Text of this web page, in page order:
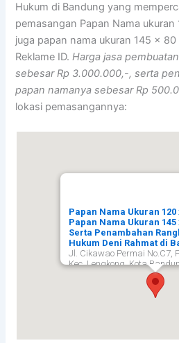
Hukum di Bandung yang
pemasangan Papan Nama
juga papan nama ukuran 145 x
Reklame ID.Harga jasa
sebesar Rp 3.000.000,-, serta
papan namanya sebesar Rp
lokasi pemasangannya:
Papan Nama Ukuran 120
Papan Nama Ukuran 145
Serta Penambahan
Hukum Deni Rahmat di
Jl. Cikawao Permai No.C7,
Kec. Lengkong, Kota